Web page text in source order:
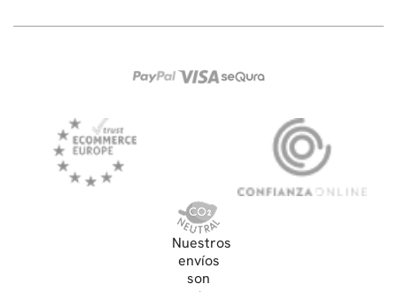
Nuestros
envíos
son